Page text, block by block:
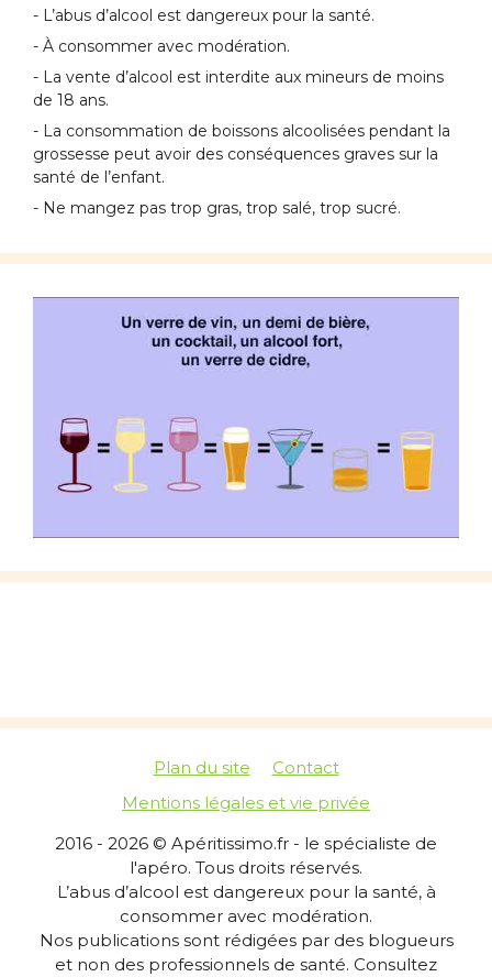
- L’abus d’alcool est dangereux pour la santé.
- À consommer avec modération.
- La vente d’alcool est interdite aux mineurs de moins
de 18 ans.
- La consommation de boissons alcoolisées pendant la
grossesse peut avoir des conséquences graves sur la
santé de l’enfant.
- Ne mangez pas trop gras, trop salé, trop sucré.
Plan du site
Contact
Mentions légales et vie privée
2016 - 2026 © Apéritissimo.fr - le spécialiste de
l'apéro. Tous droits réservés.
L’abus d’alcool est dangereux pour la santé, à
consommer avec modération.
Nos publications sont rédigées par des blogueurs
et non des professionnels de santé. Consultez